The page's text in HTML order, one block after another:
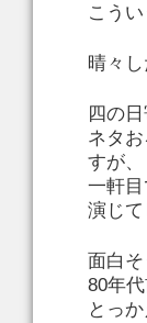
こう
晴々
四の
ネタ
すが、
一軒
演じて
面白そ
80年
とっ